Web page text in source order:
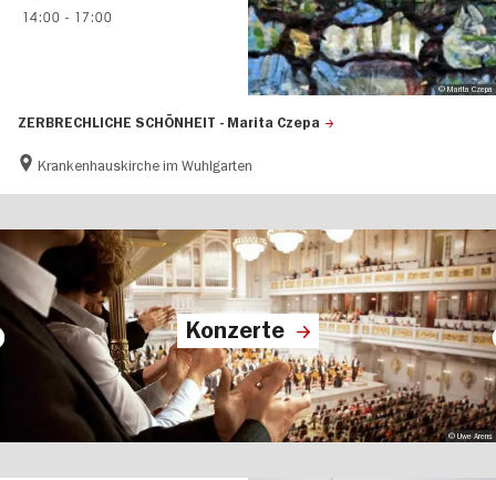
ZERBRECHLICHE SCHÖNHEIT - Marita Czepa
Krankenhauskirche im Wuhlgarten
14:00 - 17:00
© Marita Czepa
Konzerte
© Uwe Arens